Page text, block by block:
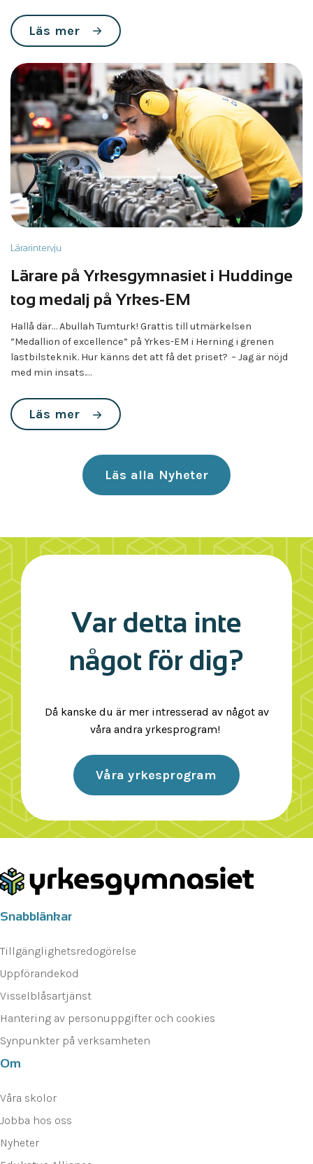
Läs mer
Lärarintervju
Lärare på Yrkesgymnasiet i Huddinge
tog medalj på Yrkes-EM
Hallå där… Abullah Tumturk! Grattis till utmärkelsen
”Medallion of excellence” på Yrkes-EM i Herning i grenen
lastbilsteknik. Hur känns det att få det priset? – Jag är nöjd
med min insats.…
Läs mer
Läs alla Nyheter
Var detta inte
något för dig?
Då kanske du är mer intresserad av något av
våra andra yrkesprogram!
Våra yrkesprogram
Snabblänkar
Tillgänglighetsredogörelse
Uppförandekod
Visselblåsartjänst
Hantering av personuppgifter och cookies
Synpunkter på verksamheten
Om
Våra skolor
Jobba hos oss
Nyheter